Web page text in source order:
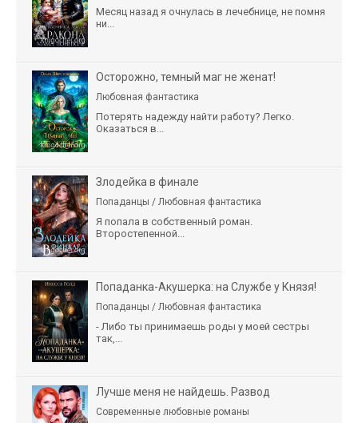
Месяц назад я очнулась в лечебнице, не помня
ни...
Осторожно, темный маг не женат!
Любовная фантастика
Потерять надежду найти работу? Легко.
Оказаться в...
Злодейка в финале
Попаданцы / Любовная фантастика
Я попала в собственный роман.
Второстепенной...
Попаданка-Акушерка: на Службе у Князя!
Попаданцы / Любовная фантастика
- Либо ты принимаешь роды у моей сестры
так,...
Лучше меня не найдешь. Развод
Современные любовные романы